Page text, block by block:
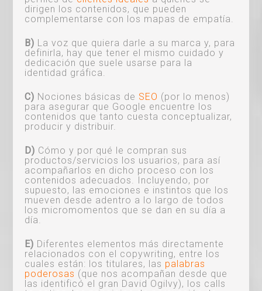
dirigen los contenidos, que pueden
complementarse con los mapas de empatía.
B) La voz que quiera darle a su marca y, para
definirla, hay que tener el mismo cuidado y
dedicación que suele usarse para la
identidad gráfica.
C) Nociones básicas de SEO (por lo menos)
para asegurar que Google encuentre los
contenidos que tanto cuesta conceptualizar,
producir y distribuir.
D) Cómo y por qué le compran sus
productos/servicios los usuarios, para así
acompañarlos en dicho proceso con los
contenidos adecuados. Incluyendo, por
supuesto, las emociones e instintos que los
mueven desde adentro a lo largo de todos
los micromomentos que se dan en su día a
día.
E) Diferentes elementos más directamente
relacionados con el copywriting, entre los
cuales están: los titulares, las palabras
poderosas (que nos acompañan desde que
las identificó el gran David Ogilvy), los calls